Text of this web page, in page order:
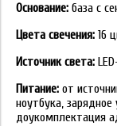
Основание: база с
Цвета свечения: 16
Источник света:
Питание: от
ноутбука,
доукомплектация